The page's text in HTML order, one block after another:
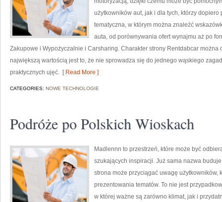
użytkowników aut, jak i dla tych, którzy
tematyczna, w którym można znaleźć
auta, od porównywania ofert wynajmu aż po
Zakupowe i Wypożyczalnie i Carsharing. Charakter strony Rentdabcar
największą wartością jest to, że nie sprowadza się do jednego wąskiego
praktycznych ujęć. [ Read More ]
CATEGORIES: NOWE TECHNOLOGIE
Podróże po Polskich Wioskach
Madlennn to przestrzeń, które może być
szukających inspiracji. Już sama nazwa
strona może przyciągać uwagę użytkowników,
prezentowania tematów. To nie jest
w której ważne są zarówno klimat, jak i